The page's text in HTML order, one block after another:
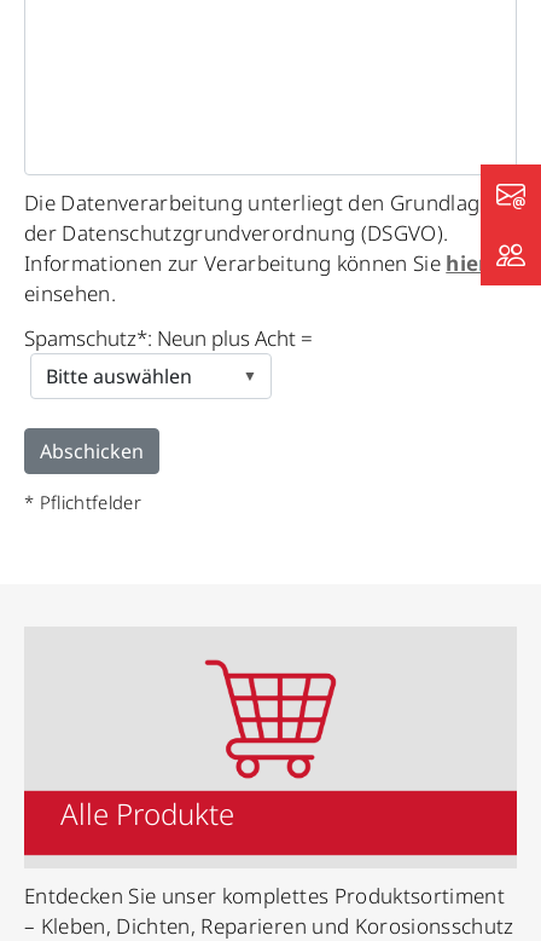
Die Datenverarbeitung unterliegt den Grundlagen
der Datenschutzgrundverordnung (DSGVO).
Informationen zur Verarbeitung können Sie hier
einsehen.
Spamschutz*: Neun plus Acht =
* Pflichtfelder
Alle Produkte
Entdecken Sie unser komplettes Produktsortiment
– Kleben, Dichten, Reparieren und Korosionsschutz